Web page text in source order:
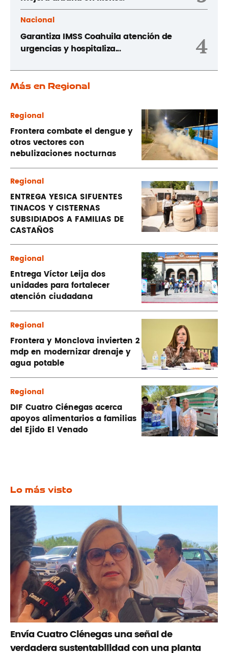
Nacional
Garantiza IMSS Coahuila atención de
urgencias y hospitaliza...
4
Más en Regional
Regional
Frontera combate el dengue y
otros vectores con
nebulizaciones nocturnas
Regional
ENTREGA YESICA SIFUENTES
TINACOS Y CISTERNAS
SUBSIDIADOS A FAMILIAS DE
CASTAÑOS
Regional
Entrega Víctor Leija dos
unidades para fortalecer
atención ciudadana
Regional
Frontera y Monclova invierten 2
mdp en modernizar drenaje y
agua potable
Regional
DIF Cuatro Ciénegas acerca
apoyos alimentarios a familias
del Ejido El Venado
Lo más visto
Envía Cuatro Ciénegas una señal de
verdadera sustentabilidad con una planta